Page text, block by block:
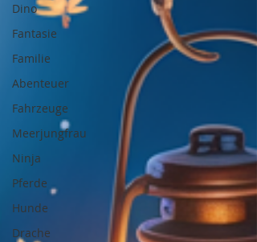
Dino
Fantasie
Familie
Abenteuer
Fahrzeuge
Meerjungfrau
Ninja
Pferde
Hunde
Drache